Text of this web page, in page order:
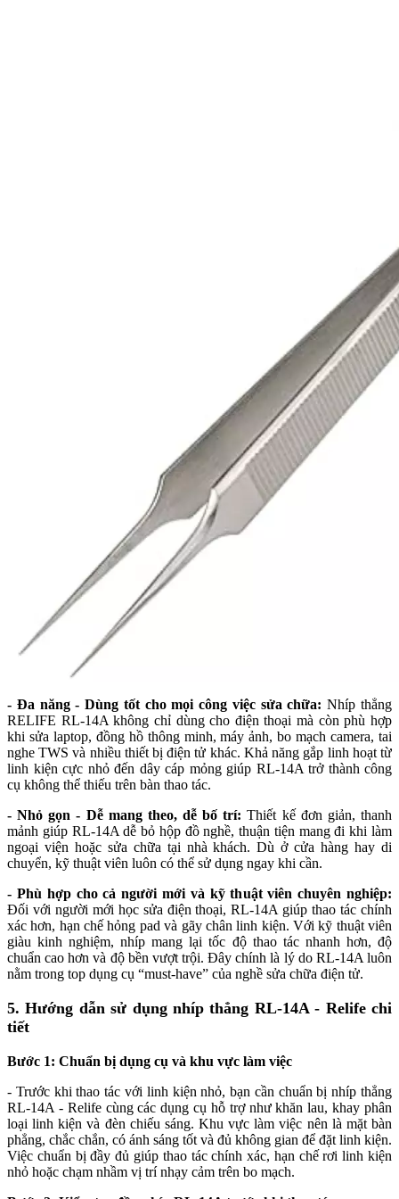
- Đa năng - Dùng tốt cho mọi công việc sửa chữa: Nhíp thẳng
RELIFE RL-14A không chỉ dùng cho điện thoại mà còn phù hợp
khi sửa laptop, đồng hồ thông minh, máy ảnh, bo mạch camera, tai
nghe TWS và nhiều thiết bị điện tử khác. Khả năng gắp linh hoạt từ
linh kiện cực nhỏ đến dây cáp mỏng giúp RL-14A trở thành công
cụ không thể thiếu trên bàn thao tác.
- Nhỏ gọn - Dễ mang theo, dễ bố trí:Thiết kế đơn giản, thanh
mảnh giúp RL-14A dễ bỏ hộp đồ nghề, thuận tiện mang đi khi làm
ngoại viện hoặc sửa chữa tại nhà khách. Dù ở cửa hàng hay di
chuyển, kỹ thuật viên luôn có thể sử dụng ngay khi cần.
- Phù hợp cho cả người mới và kỹ thuật viên chuyên nghiệp:
Đối với người mới học sửa điện thoại, RL-14A giúp thao tác chính
xác hơn, hạn chế hỏng pad và gãy chân linh kiện. Với kỹ thuật viên
giàu kinh nghiệm, nhíp mang lại tốc độ thao tác nhanh hơn, độ
chuẩn cao hơn và độ bền vượt trội. Đây chính là lý do RL-14A luôn
nằm trong top dụng cụ “must-have” của nghề sửa chữa điện tử.
5. Hướng dẫn sử dụng nhíp thẳng RL-14A - Relife chi
tiết
Bước 1: Chuẩn bị dụng cụ và khu vực làm việc
- Trước khi thao tác với linh kiện nhỏ, bạn cần chuẩn bị nhíp thẳng
RL-14A - Relife cùng các dụng cụ hỗ trợ như khăn lau, khay phân
loại linh kiện và đèn chiếu sáng. Khu vực làm việc nên là mặt bàn
phẳng, chắc chắn, có ánh sáng tốt và đủ không gian để đặt linh kiện.
Việc chuẩn bị đầy đủ giúp thao tác chính xác, hạn chế rơi linh kiện
nhỏ hoặc chạm nhầm vị trí nhạy cảm trên bo mạch.